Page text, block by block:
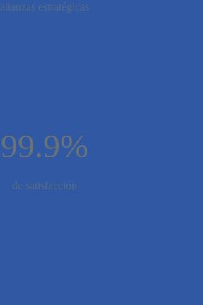
alianzas estratégicas
99.9%
de satisfacción